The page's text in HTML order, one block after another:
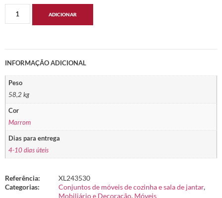
ADICIONAR
INFORMAÇÃO ADICIONAL
Peso
58,2 kg
Cor
Marrom
Dias para entrega
4-10 dias úteis
Referência:
XL243530
Categorias:
Conjuntos de móveis de cozinha e sala de jantar,
Mobiliário e Decoração, Móveis